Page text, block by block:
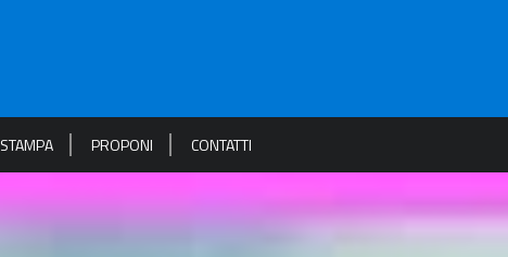
STAMPA PROPONI CONTATTI